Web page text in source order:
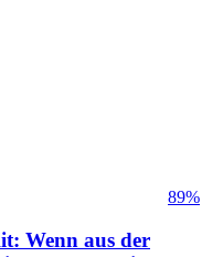
89%
Wenn aus der